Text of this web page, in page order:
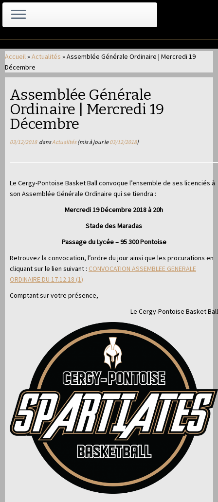
au
contenu
Accueil» Actualités » Assemblée Générale Ordinaire | Mercredi 19
Décembre
Assemblée Générale
Ordinaire | Mercredi 19
Décembre
03/12/2018dansActualités(mis à jour le03/12/2018)
Le Cergy-Pontoise Basket Ball convoque l’ensemble de ses licenciés à
son Assemblée Générale Ordinaire qui se tiendra :
Mercredi 19 Décembre 2018 à 20h
Stade des Maradas
Passage du Lycée – 95 300 Pontoise
Retrouvez la convocation, l’ordre du jour ainsi que les procurations en
cliquant sur le lien suivant : CONVOCATION ASSEMBLEE GENERALE
ORDINAIRE DU 17.12.18 (1)
Comptant sur votre présence,
Le Cergy-Pontoise Basket Ball